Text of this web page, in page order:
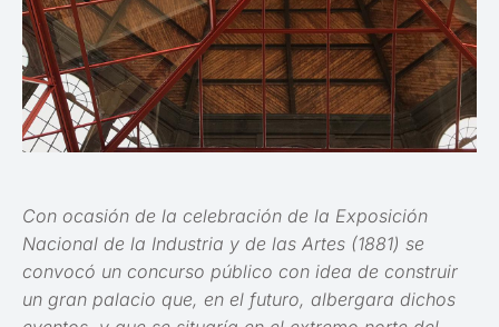
Con ocasión de la celebración de la Exposición
Nacional de la Industria y de las Artes (1881) se
convocó un concurso público con idea de construir
un gran palacio que, en el futuro, albergara dichos